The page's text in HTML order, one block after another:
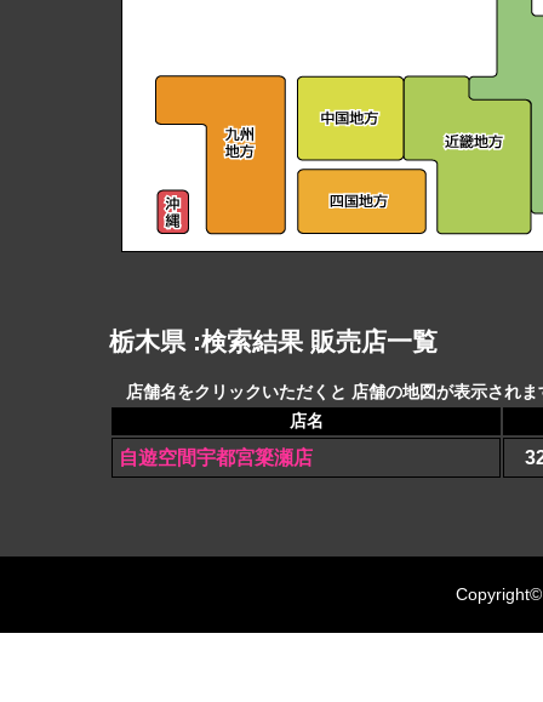
栃木県 :検索結果 販売店一覧
店舗名をクリックいただくと 店舗の地図が表示され
店名
自遊空間宇都宮簗瀬店